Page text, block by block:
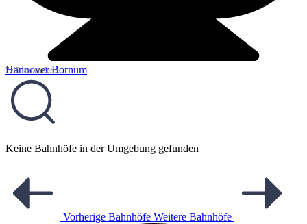
Hannover Bornum
7,49 km entfernt
Keine Bahnhöfe in der Umgebung gefunden
Vorherige Bahnhöfe Weitere Bahnhöfe